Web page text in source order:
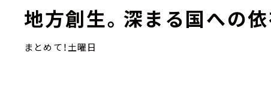
地方創生。深まる国への
まとめて！土曜日